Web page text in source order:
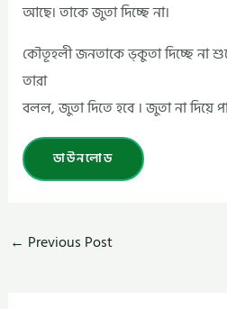
আছে। তাকে জুতা দিচ্ছে না।
কৌতূহলী জনতাকে ভ্কুতা দিচ্ছে না
তারা
বলল, জুতা দিতে হবে । জুতা না দিয়ে
ডাউনলোড
← Previous Post